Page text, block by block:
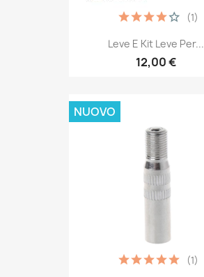
Leve E Kit Leve Per...
12,00 €
(1)
(1)
NUOVO